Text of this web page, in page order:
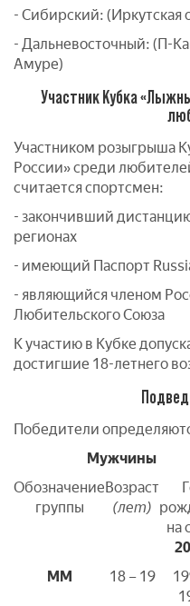
- Сибирский: (Иркутская
- Дальневосточный: (П-
Амуре)
Участник Кубка
Участником розыгрыша
России» среди
считается спортсмен:
- закончивший
регионах
- имеющий Паспорт
- являющийся членом
Любительского Союза
К участию в Кубке
достигшие 18-летнего
Победители
Мужчины
Обозначение
группы
Возраст
(лет)
на
ММ
18 – 19